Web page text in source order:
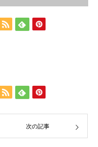
次の記事